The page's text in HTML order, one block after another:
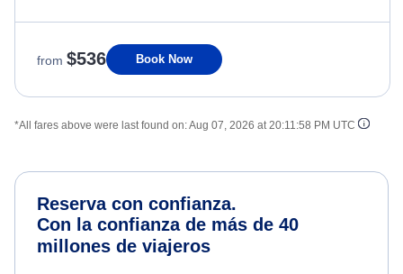
from $536 Book Now
*All fares above were last found on:Aug 07, 2026 at 20:11:58 PM UTC
Reserva con confianza.
Con la confianza de más de 40
millones de viajeros